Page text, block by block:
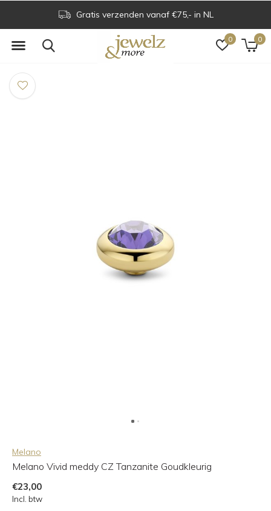
0 0
Gratis verzenden vanaf €75,- in NL
Melano
Melano Vivid meddy CZ Tanzanite Goudkleurig
€23,00
Incl. btw